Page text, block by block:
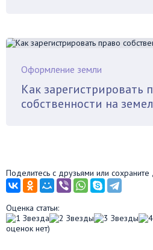
Оформление земли
Как зарегистрировать
собственности на
Поделитесь с друзьями или сохраните
Оценка статьи:
оценок нет)